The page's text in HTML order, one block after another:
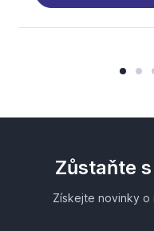
Zůstaňte
Získejte novinky o